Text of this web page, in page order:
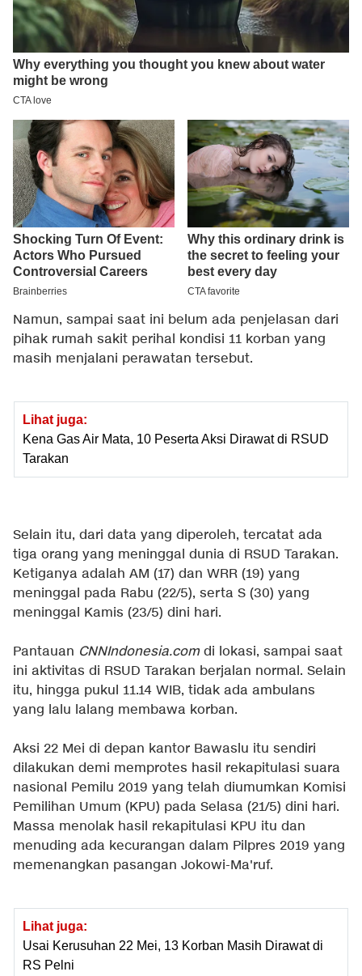
Namun, sampai saat ini belum ada penjelasan dari
pihak rumah sakit perihal kondisi 11 korban yang
masih menjalani perawatan tersebut.
Lihat juga:
Kena Gas Air Mata, 10 Peserta Aksi Dirawat di RSUD
Tarakan
Selain itu, dari data yang diperoleh, tercatat ada
tiga orang yang meninggal dunia di RSUD Tarakan.
Ketiganya adalah AM (17) dan WRR (19) yang
meninggal pada Rabu (22/5), serta S (30) yang
meninggal Kamis (23/5) dini hari.
Pantauan CNNIndonesia.comdi lokasi, sampai saat
ini aktivitas di RSUD Tarakan berjalan normal. Selain
itu, hingga pukul 11.14 WIB, tidak ada ambulans
yang lalu lalang membawa korban.
Aksi 22 Mei di depan kantor Bawaslu itu sendiri
dilakukan demi memprotes hasil rekapitulasi suara
nasional Pemilu 2019 yang telah diumumkan Komisi
Pemilihan Umum (KPU) pada Selasa (21/5) dini hari.
Massa menolak hasil rekapitulasi KPU itu dan
menuding ada kecurangan dalam Pilpres 2019 yang
memenangkan pasangan Jokowi-Ma'ruf.
Lihat juga:
Usai Kerusuhan 22 Mei, 13 Korban Masih Dirawat di
RS Pelni